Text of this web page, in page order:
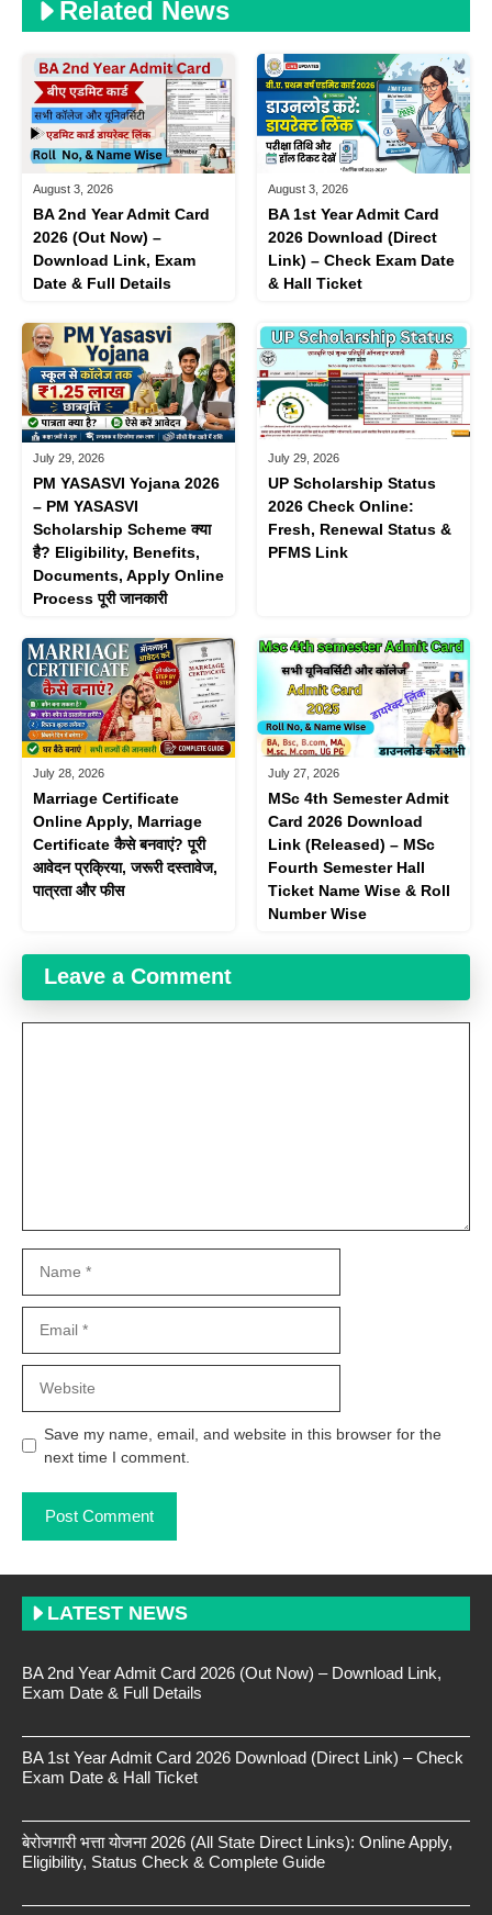
Related News
August 3, 2026
BA 2nd Year Admit Card
2026 (Out Now) –
Download Link, Exam
Date & Full Details
August 3, 2026
BA 1st Year Admit Card
2026 Download (Direct
Link) – Check Exam Date
& Hall Ticket
July 29, 2026
PM YASASVI Yojana 2026
– PM YASASVI
Scholarship Scheme क्या
है? Eligibility, Benefits,
Documents, Apply Online
Process पूरी जानकारी
July 29, 2026
UP Scholarship Status
2026 Check Online:
Fresh, Renewal Status &
PFMS Link
July 28, 2026
Marriage Certificate
Online Apply, Marriage
Certificate कैसे बनवाएं? पूरी
आवेदन प्रक्रिया, जरूरी दस्तावेज,
पात्रता और फीस
July 27, 2026
MSc 4th Semester Admit
Card 2026 Download
Link (Released) – MSc
Fourth Semester Hall
Ticket Name Wise & Roll
Number Wise
Leave a Comment
Save my name, email, and website in this browser for the
next time I comment.
LATEST NEWS
BA 2nd Year Admit Card 2026 (Out Now) – Download Link,
Exam Date & Full Details
BA 1st Year Admit Card 2026 Download (Direct Link) – Check
Exam Date & Hall Ticket
बेरोजगारी भत्ता योजना 2026 (All State Direct Links): Online Apply,
Eligibility, Status Check & Complete Guide